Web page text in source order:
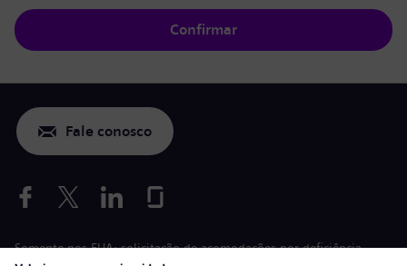
Confirmar
Fale conosco
Somente nos EUA: solicitação de acomodações por deficiência